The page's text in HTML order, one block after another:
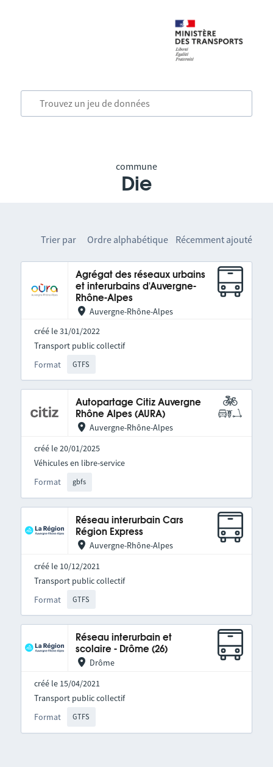
commune
Die
Trier par Ordre alphabétique Récemment ajouté
Agrégat des réseaux urbains
et interurbains d'Auvergne-
Rhône-Alpes
Auvergne-Rhône-Alpes
créé le 31/01/2022
Format GTFS
Transport public collectif
Autopartage Citiz Auvergne
Rhône Alpes (AURA)
Auvergne-Rhône-Alpes
créé le 20/01/2025
Format gbfs
Véhicules en libre-service
Réseau interurbain Cars
Région Express
Auvergne-Rhône-Alpes
créé le 10/12/2021
Format GTFS
Transport public collectif
Réseau interurbain et
scolaire - Drôme (26)
Drôme
créé le 15/04/2021
Format GTFS
Transport public collectif